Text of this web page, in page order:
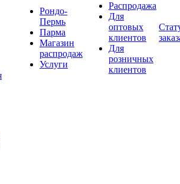
Рондо-
Пермь
Парма
Магазин
распродаж
Услуги
Распродажа
Для
оптовых
клиентов
Для
розничных
клиентов